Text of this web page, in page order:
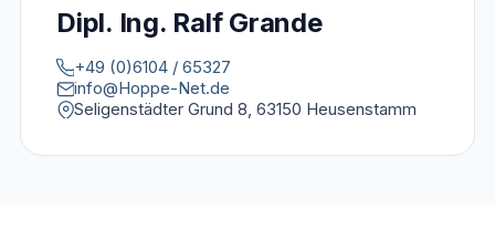
Dipl. Ing. Ralf Grande
+49 (0)6104 / 65327
info@Hoppe-Net.de
Seligenstädter Grund 8, 63150 Heusenstamm